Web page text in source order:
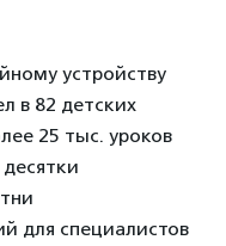
устройству
в 82 детских
25 тыс. уроков
для специалистов